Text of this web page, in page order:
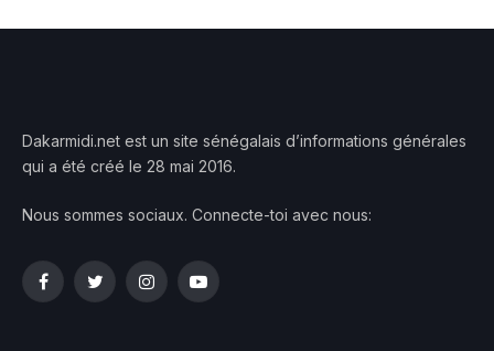
Dakarmidi.net est un site sénégalais d’informations générales
qui a été créé le 28 mai 2016.
Nous sommes sociaux. Connecte-toi avec nous:
FacebookTwitterInstagramYouTube